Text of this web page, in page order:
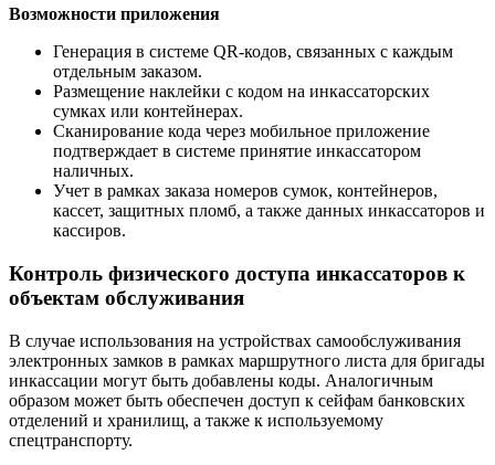
Возможности приложения
Генерация в системе QR-кодов, связанных с каждым
отдельным заказом.
Размещение наклейки с кодом на инкассаторских
сумках или контейнерах.
Сканирование кода через мобильное приложение
подтверждает в системе принятие инкассатором
наличных.
Учет в рамках заказа номеров сумок, контейнеров,
кассет, защитных пломб, а также данных инкассаторов и
кассиров.
Контроль физического доступа инкассаторов к
объектам обслуживания
В случае использования на устройствах самообслуживания
электронных замков в рамках маршрутного листа для бригады
инкассации могут быть добавлены коды. Аналогичным
образом может быть обеспечен доступ к сейфам банковских
отделений и хранилищ, а также к используемому
спецтранспорту.